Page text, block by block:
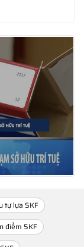
tự lựa SKF
điểm SKF